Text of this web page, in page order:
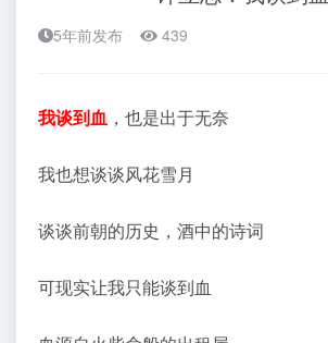
5年前发布 439
我谈到血 ，也是出于无奈
我也想谈谈风花雪月
谈谈前朝的历史，酒中的诗词
可现实让我只能谈到血